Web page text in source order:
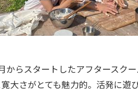
からスタートしたアフタースク
大さがとても魅力的。活発に遊